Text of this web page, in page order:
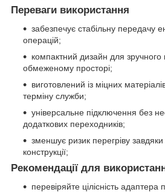
Переваги використання
забезпечує стабільну передачу
операцій;
компактний дизайн для зручного
обмеженому просторі;
виготовлений із міцних
терміну служби;
універсальне підключення без
додаткових переходників;
зменшує ризик перегріву завдяки
конструкції;
Рекомендації для
перевіряйте цілісність